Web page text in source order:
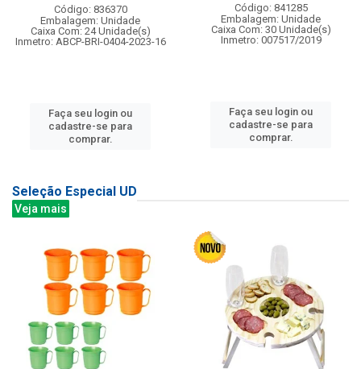
Código: 836370
Embalagem: Unidade
Caixa Com: 24 Unidade(s)
Inmetro: ABCP-BRI-0404-2023-16
Faça seu login ou
cadastre-se para
comprar.
Código: 841285
Embalagem: Unidade
Caixa Com: 30 Unidade(s)
Inmetro: 007517/2019
Faça seu login ou
cadastre-se para
comprar.
Seleção Especial UD
Veja mais